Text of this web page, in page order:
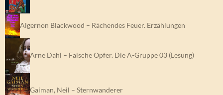
Algernon Blackwood – Rächendes Feuer. Erzählungen
Arne Dahl – Falsche Opfer. Die A-Gruppe 03 (Lesung)
Gaiman, Neil – Sternwanderer